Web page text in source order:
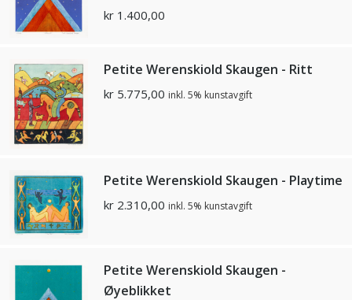
kr 1.400,00
Petite Werenskiold Skaugen - Ritt
kr 5.775,00 inkl. 5% kunstavgift
Petite Werenskiold Skaugen - Playtime
kr 2.310,00 inkl. 5% kunstavgift
Petite Werenskiold Skaugen -
Øyeblikket